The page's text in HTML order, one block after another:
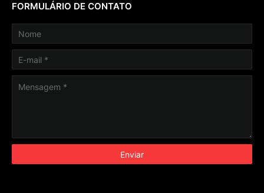
FORMULÁRIO DE CONTATO